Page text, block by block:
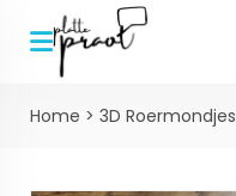
Home > 3D Roermondjes